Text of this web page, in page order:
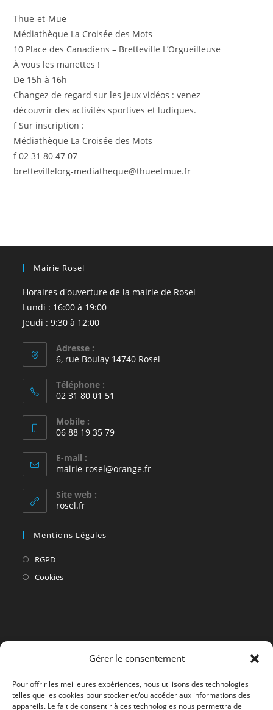
Gérer le consentement
Pour offrir les meilleures expériences, nous utilisons des technologies
telles que les cookies pour stocker et/ou accéder aux informations des
appareils. Le fait de consentir à ces technologies nous permettra de
Thue-et-Mue
Médiathèque La Croisée des Mots
10 Place des Canadiens – Bretteville L’Orgueilleuse
À vous les manettes !
De 15h à 16h
Changez de regard sur les jeux vidéos : venez
découvrir des activités sportives et ludiques.
f Sur inscription :
Médiathèque La Croisée des Mots
f 02 31 80 47 07
brettevillelorg-mediatheque@thueetmue.fr
Mairie Rosel
Horaires d'ouverture de la mairie de Rosel
Lundi : 16:00 à 19:00
Jeudi : 9:30 à 12:00
Adresse :
6, rue Boulay 14740 Rosel
Téléphone :
02 31 80 01 51
Mobile :
06 88 19 35 79
E-mail :
mairie-rosel@orange.frS’ouvre
Site web :
rosel.fr
Mentions Légales
RGPDS’ouvre
dans
CookiesS’ouvre